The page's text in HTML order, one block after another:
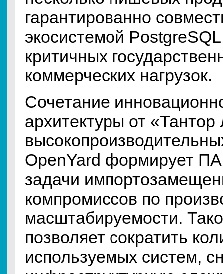
гарантированно
экосистемой
критичных
коммерческих нагрузок.
Сочетание
архитектуры от
OpenYard формирует
задачи
компромиссов по
масштабируемости.
позволяет сократить
используемых систем,